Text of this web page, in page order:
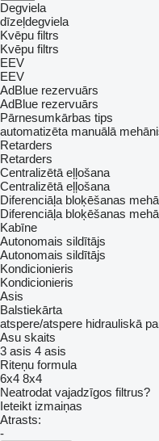
Degviela
dīzeļdegviela
Kvēpu filtrs
Kvēpu filtrs
EEV
EEV
AdBlue rezervuārs
AdBlue rezervuārs
Pārnesumkārbas tips
automatizēta manuālā
Retarders
Retarders
Centralizētā eļļošana
Centralizētā eļļošana
Diferenciāļa bloķēšanas
Diferenciāļa bloķēšanas
Kabīne
Autonomais sildītājs
Autonomais sildītājs
Kondicionieris
Kondicionieris
Asis
Balstiekārta
atspere/atspere hidrauliskā
Asu skaits
3 asis 4 asis
Riteņu formula
6x4 8x4
Neatrodat vajadzīgos filtrus?
Ieteikt izmaiņas
Atrasts:
-